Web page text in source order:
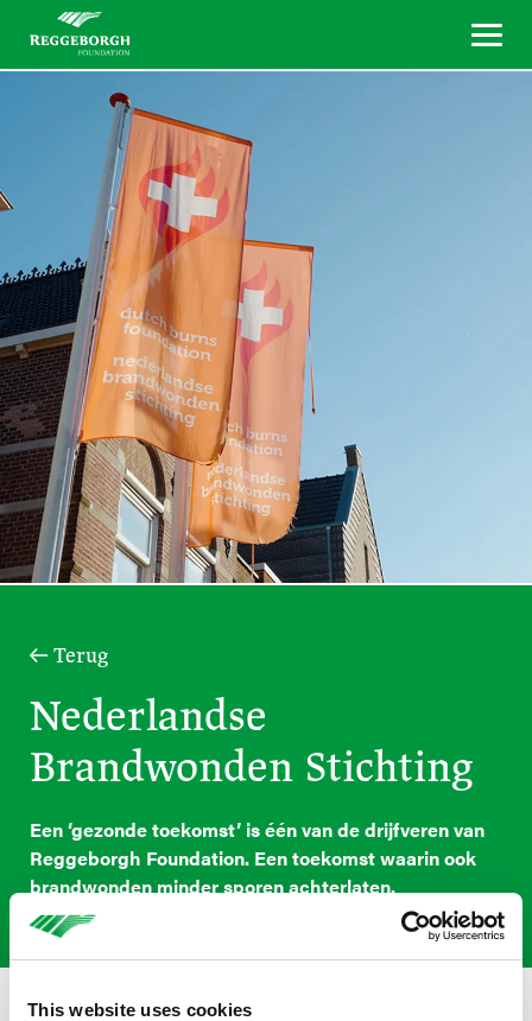
This website uses cookies
Terug
Nederlandse
Brandwonden Stichting
Een ‘gezonde toekomst’ is één van de drijfveren van
Reggeborgh Foundation. Een toekomst waarin ook
brandwonden minder sporen achterlaten.